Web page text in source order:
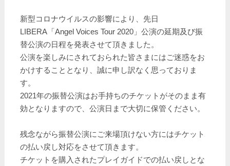
新型コロナウイルスの影響により、先日
LIBERA「Angel Voices Tour 2020」公演の延期及び振
替公演の日程を発表させて頂きました。
公演を楽しみにされておられた皆さまにはご迷惑をお
かけすることとなり、誠に申し訳なく思っておりま
す。
2021年の振替公演はお手持ちのチケットがそのまま有
効となりますので、公演日まで大切に保管ください。
残念ながら振替公演にご来場頂けない方にはチケット
の払い戻し対応をさせて頂きます。
チケットを購入されたプレイガイドでの払い戻しとな